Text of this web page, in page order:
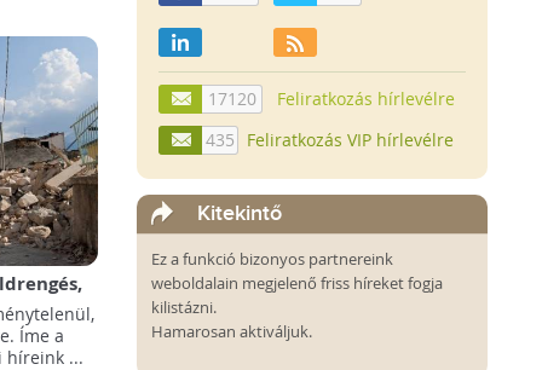
Íme a
híreink ...
17120
Feliratkozás hírlevélre
435
Feliratkozás VIP hírlevélre
Kitekintő
Ez a funkció bizonyos partnereink
weboldalain megjelenő friss híreket fogja
kilistázni.
Hamarosan aktiváljuk.